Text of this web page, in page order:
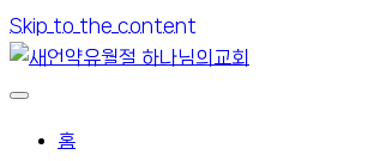
Skip to the content
홈